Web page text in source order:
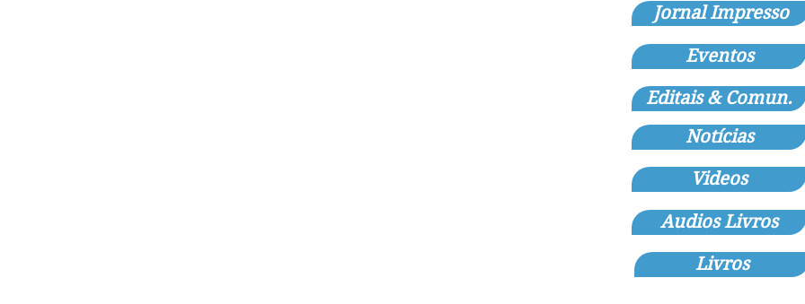
Jornal Impresso
Eventos
Editais & Comun.
Notícias
Videos
Audios Livros
Livros